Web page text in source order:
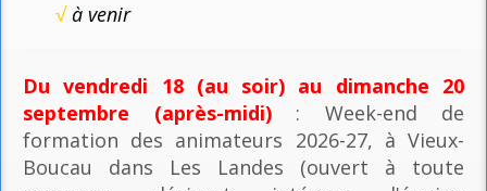
√à venir
Du vendredi 18 (au soir) au dimanche 20
septembre (après-midi): Week-end de
formation des animateurs 2026-27, à Vieux-
Boucau dans Les Landes (ouvert à toute